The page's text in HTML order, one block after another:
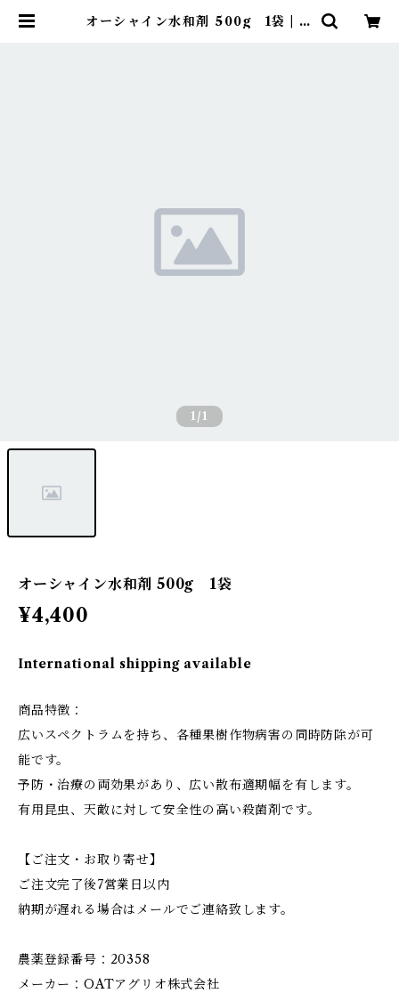
オーシャイン水和剤 500g 1袋 | ア
1 /1
オーシャイン水和剤 500g 1袋
¥4,400
International shipping available
商品特徴：
広いスペクトラムを持ち、各種果樹作物病害の同時防除が可
能です。
予防・治療の両効果があり、広い散布適期幅を有します。
有用昆虫、天敵に対して安全性の高い殺菌剤です。
【ご注文・お取り寄せ】
ご注文完了後7営業日以内
納期が遅れる場合はメールでご連絡致します。
農薬登録番号：20358
メーカー：OATアグリオ株式会社